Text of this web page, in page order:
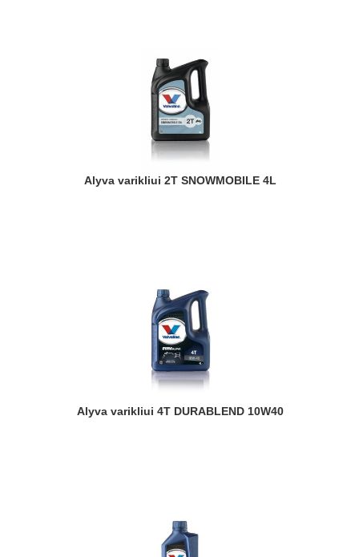
Alyva varikliui 2T SNOWMOBILE 4L
Alyva varikliui 4T DURABLEND 10W40